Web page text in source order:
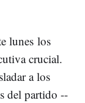
lunes los
crucial.
a los
del partido --